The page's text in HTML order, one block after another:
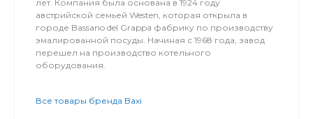
лет. Компания была основана в 1924 году
австрийской семьей Westen, которая открыла в
городе Bassano del Grappa фабрику по производству
эмалированной посуды. Начиная с 1968 года, завод
перешел на производство котельного
оборудования.
Все товары бренда Baxi